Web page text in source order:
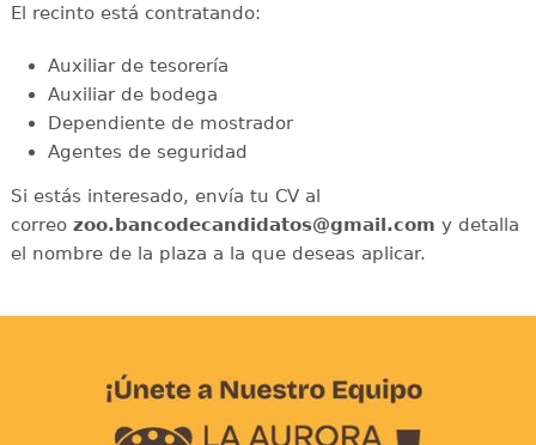
El recinto está contratando:
Auxiliar de tesorería
Auxiliar de bodega
Dependiente de mostrador
Agentes de seguridad
Si estás interesado, envía tu CV al
correo zoo.bancodecandidatos@gmail.com y detalla
el nombre de la plaza a la que deseas aplicar.